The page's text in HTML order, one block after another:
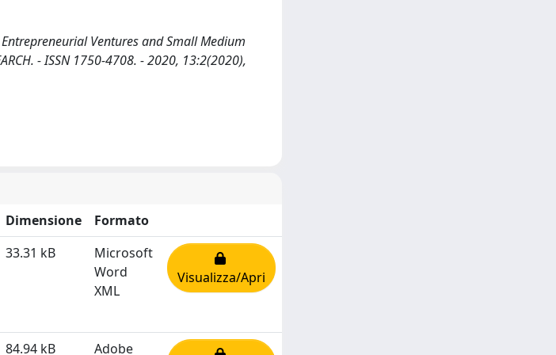
Ventures and Small Medium
- ISSN 1750-4708. - 2020, 13:2(2020),
Dimensione
Formato
33.31 kB
Microsoft
Word
XML
Visualizza/Apri
84.94 kB Adobe